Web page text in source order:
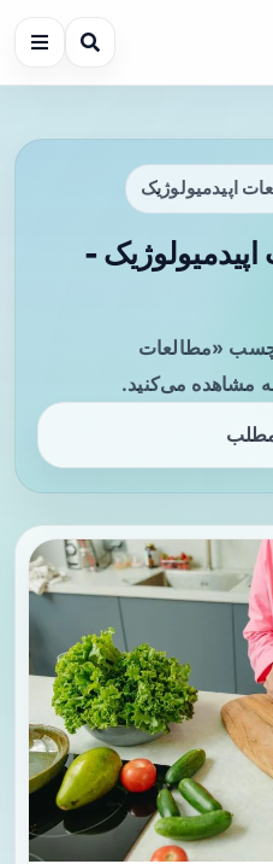
اپیدمیولوژیک
-
«مطالعات
مشاهده می‌کنید.